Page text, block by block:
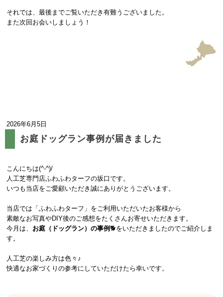
それでは、最後までご覧いただき有難うございました。
また次回お会いしましょう！
2026年6月5日
お庭ドッグラン事例が届きました
こんにちは(^-^)/
人工芝専門店ふわふわターフの坂口です。
いつも当店をご愛顧いただき誠にありがとうございます。
当店では「ふわふわターフ」をご利用いただいたお客様から
素敵なお写真やDIY後のご感想をたくさんお寄せいただきます。
今月は、 お庭（ドッグラン）の事例🐕をいただきましたのでご紹介しま
す。
人工芝の楽しみ方は色々♪
快適なお家づくりの参考にしていただけたら幸いです。